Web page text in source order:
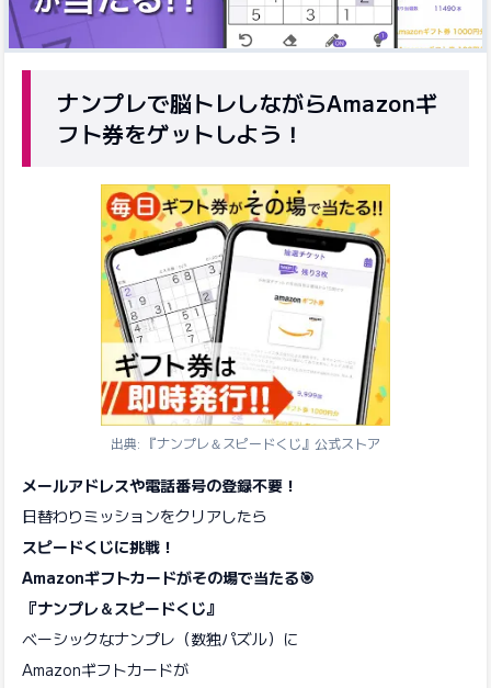
ナンプレで脳トレしながらAmazonギ
フト券をゲットしよう！
出典: 『ナンプレ＆スピードくじ』公式ストア
メールアドレスや電話番号の登録不要！
日替わりミッションをクリアしたら
スピードくじに挑戦！
Amazonギフトカードがその場で当たる🎯
『ナンプレ＆スピードくじ』
ベーシックなナンプレ（数独パズル）に
Amazonギフトカードが